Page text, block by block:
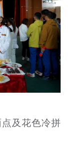
及花色冷拼